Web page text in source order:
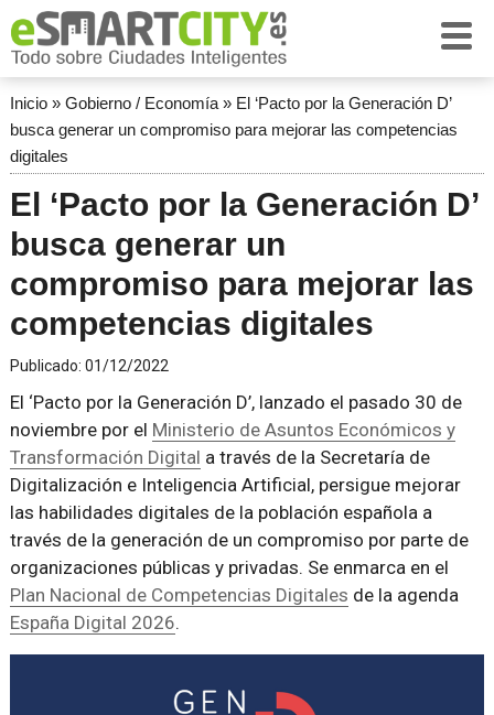
Inicio» Gobierno / Economía» El ‘Pacto por la Generación D’
busca generar un compromiso para mejorar las competencias
digitales
El ‘Pacto por la Generación D’
busca generar un
compromiso para mejorar las
competencias digitales
Publicado: 01/12/2022
El ‘Pacto por la Generación D’, lanzado el pasado 30 de
noviembre por el Ministerio de Asuntos Económicos y
Transformación Digital a través de la Secretaría de
Digitalización e Inteligencia Artificial, persigue mejorar
las habilidades digitales de la población española a
través de la generación de un compromiso por parte de
organizaciones públicas y privadas. Se enmarca en el
Plan Nacional de Competencias Digitales de la agenda
España Digital 2026.